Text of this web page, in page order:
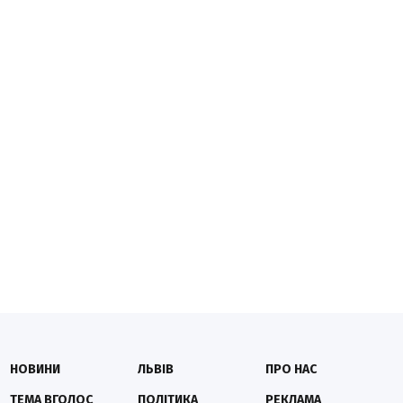
НОВИНИ
ЛЬВІВ
ПРО НАС